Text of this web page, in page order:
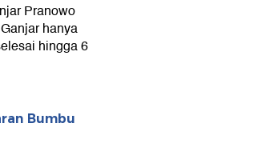
Pranowo
hanya
hingga 6
Bumbu